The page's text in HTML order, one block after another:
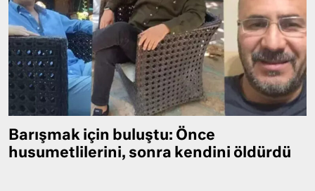
Barışmak için buluştu: Önce
husumetlilerini, sonra kendini öldürdü